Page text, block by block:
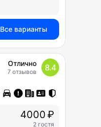
Все варианты
Отлично
7 отзывов 8.4
4000 ₽
2 гостя